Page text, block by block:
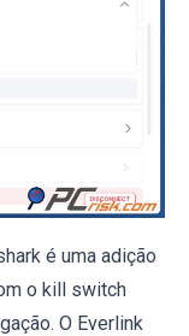
é uma adição
o kill switch
O Everlink